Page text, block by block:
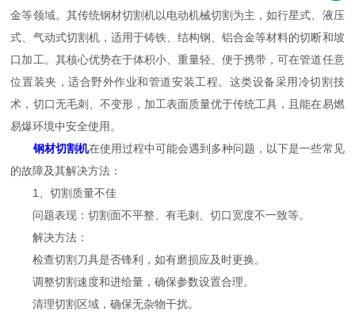
金等领域。其传统钢材切割机以电动机械切割为主，如行星式、液压
式、气动式切割机，适用于铸铁、结构钢、铝合金等材料的切断和坡
口加工。其核心优势在于体积小、重量轻、便于携带，可在管道任意
位置装夹，适合野外作业和管道安装工程。这类设备采用冷切割技
术，切口无毛刺、不变形，加工表面质量优于传统工具，且能在易燃
易爆环境中安全使用。
钢材切割机在使用过程中可能会遇到多种问题，以下是一些常见
的故障及其解决方法：
1、切割质量不佳
问题表现：切割面不平整、有毛刺、切口宽度不一致等。
解决方法：
检查切割刀具是否锋利，如有磨损应及时更换。
调整切割速度和进给量，确保参数设置合理。
清理切割区域，确保无杂物干扰。